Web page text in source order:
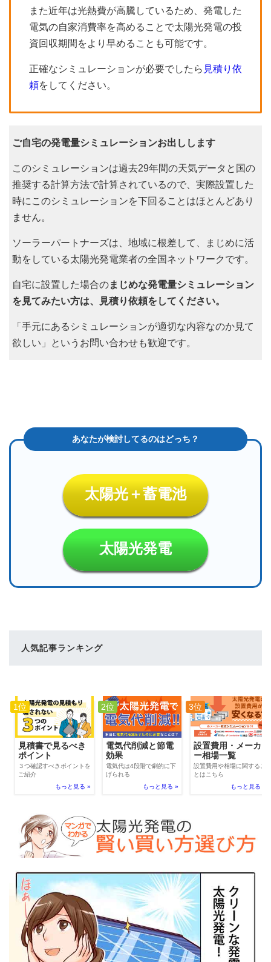
また近年は光熱費が高騰しているため、発電した
電気の自家消費率を高めることで太陽光発電の投
資回収期間をより早めることも可能です。
正確なシミュレーションが必要でしたら 見積り依
頼をしてください。
ご自宅の発電量シミュレーションお出しします
このシミュレーションは過去29年間の天気データと国の
推奨する計算方法で計算されているので、実際設置した
時にこのシミュレーションを下回ることはほとんどあり
ません。
ソーラーパートナーズは、地域に根差して、まじめに活
動をしている太陽光発電業者の全国ネットワークです。
自宅に設置した場合のまじめな発電量シミュレーション
を見てみたい方は、見積り依頼をしてください。
「手元にあるシミュレーションが適切な内容なのか見て
欲しい」というお問い合わせも歓迎です。
太陽光＋蓄電池
太陽光発電
人気記事ランキング
1位
見積書で見るべき
ポイント
３つ確認すべきポイントを
ご紹介
もっと見る »
2位
電気代削減と節電
効果
電気代は4段階で劇的に下
げられる
もっと見る »
3位
設置費用・メーカ
ー相場一覧
設置費用や相場に関するこ
とはこちら
もっと見る »